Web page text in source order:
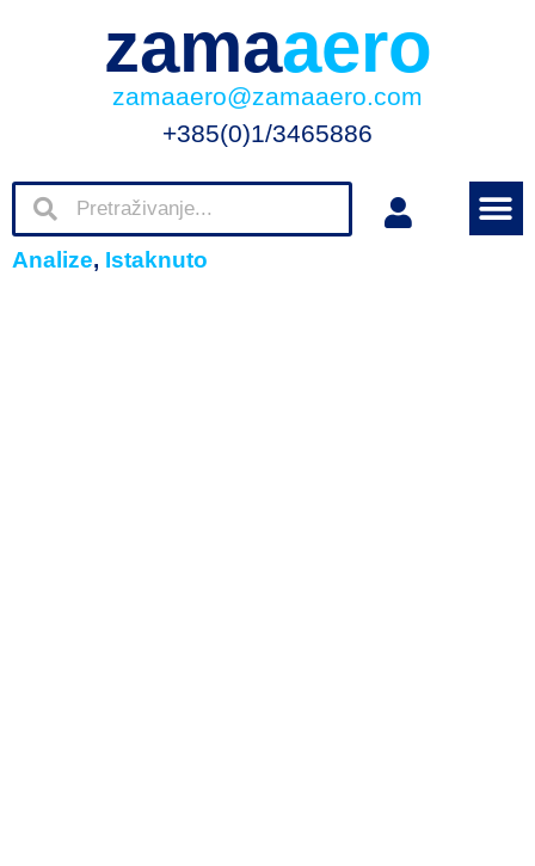
zamaaero
zamaaero@zamaaero.com
+385(0)1/3465886
Analize, Istaknuto